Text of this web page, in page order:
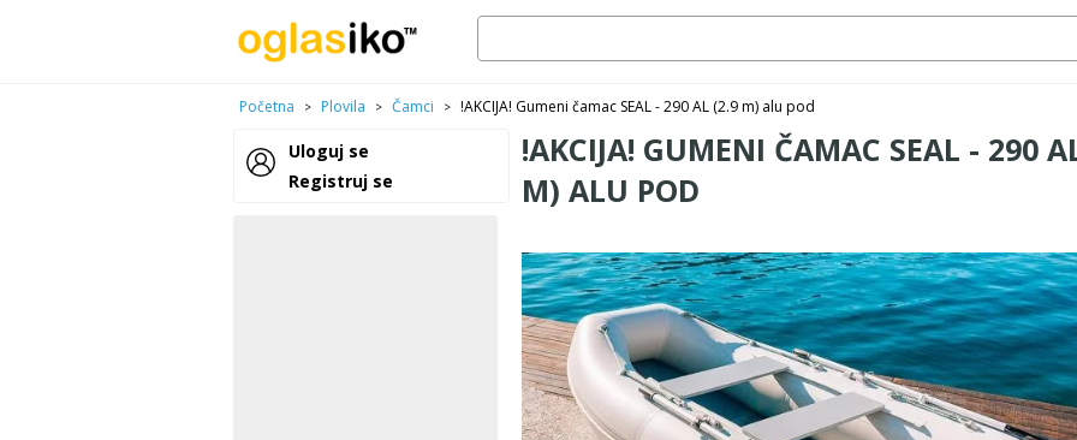
Početna > Plovila > Čamci > !AKCIJA! Gumeni čamac SEAL - 290 AL (2.9 m) alu pod
Uloguj se
Registruj se
!AKCIJA! GUMENI ČAMAC SEAL - 290
M) ALU POD